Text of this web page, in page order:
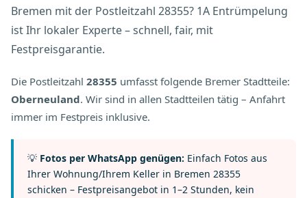
Bremen mit der Postleitzahl 28355? 1A Entrümpelung
ist Ihr lokaler Experte – schnell, fair, mit
Festpreisgarantie.
Die Postleitzahl 28355 umfasst folgende Bremer Stadtteile:
Oberneuland. Wir sind in allen Stadtteilen tätig – Anfahrt
immer im Festpreis inklusive.
💡 Fotos per WhatsApp genügen: Einfach Fotos aus
Ihrer Wohnung/Ihrem Keller in Bremen 28355
schicken – Festpreisangebot in 1–2 Stunden, kein